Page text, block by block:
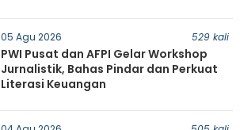
05 Agu 2026 529 kali
PWI Pusat dan AFPI Gelar Workshop
Jurnalistik, Bahas Pindar dan Perkuat
Literasi Keuangan